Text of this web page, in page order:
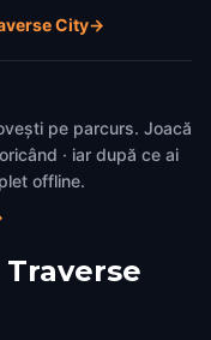
City→
pe parcurs. Joacă
· iar după ce ai
offline.
Traverse